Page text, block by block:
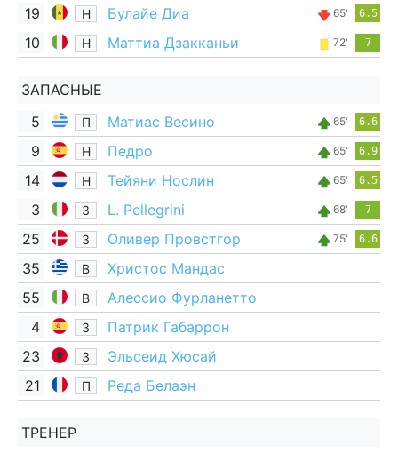
19 Н Булайе Диа 65' 6.5
10 Н Маттиа Дзакканьи 72' 7
ЗАПАСНЫЕ
5
П Матиас Весино 65' 6.6
9 Н Педро 65' 6.9
14 Н Тейяни Нослин 65' 6.5
3 З L. Pellegrini 68' 7
25 З Оливер Провстгор 75' 6.6
35 В
Христос Мандас
55
В
Алессио Фурланетто
4
З
Патрик Габаррон
23
З
Эльсеид Хюсай
21
П Реда Белаэн
ТРЕНЕР